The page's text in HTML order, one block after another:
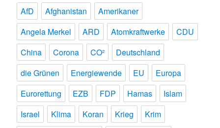
AfD Afghanistan
Amerikaner
Angela Merkel
ARD Atomkraftwerke
CDU
China
Corona CO²
Deutschland
die Grünen
Energiewende EU
Europa
Eurorettung
EZB FDP Hamas
Islam
Israel
Klima Koran Krieg
Krim